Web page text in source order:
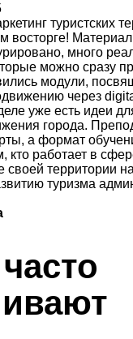
туристских
восторге!
много
можно сразу
модули,
через
уже есть идеи
города.
а формат
кто работает в
своей территории
туризма